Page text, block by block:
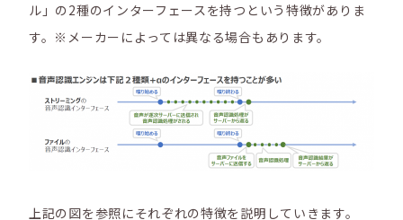
ル」の2種のインターフェースを持つという特徴がありま
す。※メーカーによっては異なる場合もあります。
上記の図を参照にそれぞれの特徴を説明していきます。